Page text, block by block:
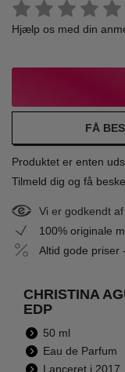
Hjælp os med din
FÅ
Produktet er enten
Tilmeld dig og få
Vi er godkendt
100% originale
Altid gode priser
CHRISTINA
EDP
50 ml
Eau de Parfum
Lanceret i 2017